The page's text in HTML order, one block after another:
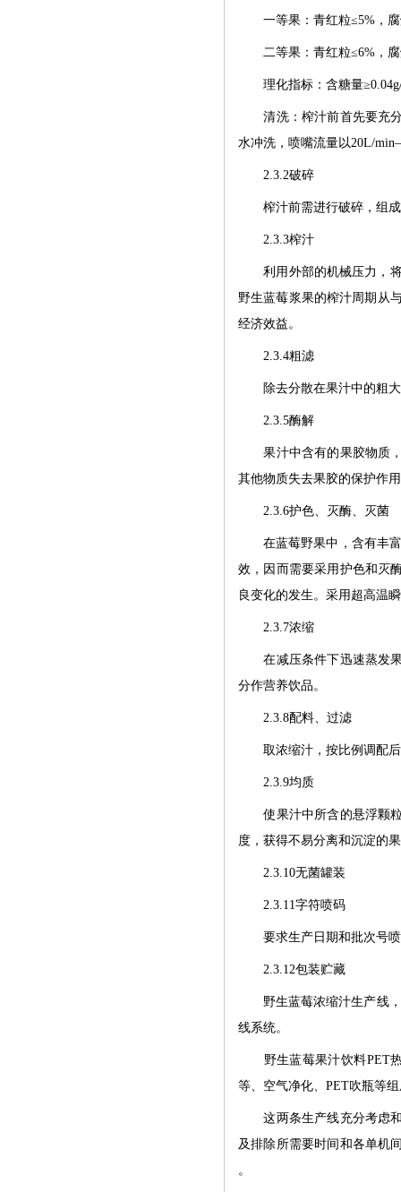
一等果：青红粒≤5%，
二等果：青红粒≤6%，
理化指标：含糖量
清洗：榨汁前首先要充分
水冲洗，喷嘴流量以20L/
2.3.2破碎
榨汁前需进行破碎，组成
2.3.3榨汁
利用外部的机械压力，将
野生蓝莓浆果的榨汁周期从
经济效益。
2.3.4粗滤
除去分散在果汁中的粗大
2.3.5酶解
果汁中含有的果胶物质，
其他物质失去果胶的保护作
2.3.6护色、灭酶、灭菌
在蓝莓野果中，含有丰富
效，因而需要采用护色和灭
良变化的发生。采用超高温
2.3.7浓缩
在减压条件下迅速蒸发果
分作营养饮品。
2.3.8配料、过滤
取浓缩汁，按比例调配后
2.3.9均质
使果汁中所含的悬浮颗粒
度，获得不易分离和沉淀的
2.3.10无菌罐装
2.3.11字符喷码
要求生产日期和批次号喷
2.3.12包装贮藏
野生蓝莓浓缩汁生产线，
线系统。
野生蓝莓果汁饮料PET
等、空气净化、PET吹瓶等
这两条生产线充分考虑和
及排除所需要时间和各单机
。